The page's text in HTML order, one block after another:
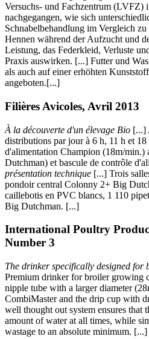
Versuchs- und Fachzentrum
nachgegangen, wie sich
Schnabelbehandlung im Vergleich
Hennen während der Aufzucht und
Leistung, das Federkleid, Verluste
Praxis auswirken. [...] Futter und
als auch auf einer erhöhten
angeboten.[...]
Filières Avicoles, Avril 2013
À la découverte d'un élevage Bio [...]
distributions par jour à 6 h, 11 h et 18
d'alimentation Champion (18m/min.)
Dutchman) et bascule de contrôle
présentation technique [...] Trois
pondoir central Colonny 2+ Big
caillebotis en PVC blancs, 1 110
Big Dutchman. [...]
International Poultry
Number 3
The drinker specifically designed for
Premium drinker for broiler growing
nipple tube with a larger diameter
CombiMaster and the drip cup with
well thought out system ensures that
amount of water at all times, while
wastage to an absolute minimum. [...]